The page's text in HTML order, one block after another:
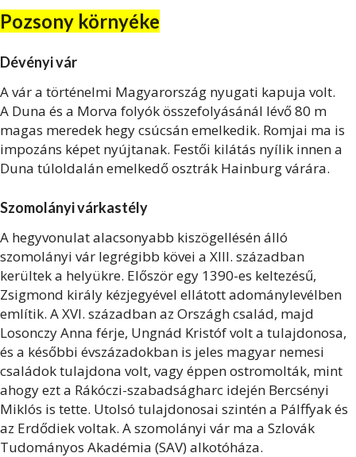
Pozsony környéke
Dévényi vár
A vár a történelmi Magyarország nyugati kapuja volt.
A Duna és a Morva folyók összefolyásánál lévő 80 m
magas meredek hegy csúcsán emelkedik. Romjai ma is
impozáns képet nyújtanak. Festői kilátás nyílik innen a
Duna túloldalán emelkedő osztrák Hainburg várára.
Szomolányi várkastély
A hegyvonulat alacsonyabb kiszögellésén álló
szomolányi vár legrégibb kövei a XIII. században
kerültek a helyükre. Először egy 1390-es keltezésű,
Zsigmond király kézjegyével ellátott adománylevélben
említik. A XVI. században az Országh család, majd
Losonczy Anna férje, Ungnád Kristóf volt a tulajdonosa,
és a későbbi évszázadokban is jeles magyar nemesi
családok tulajdona volt, vagy éppen ostromolták, mint
ahogy ezt a Rákóczi-szabadságharc idején Bercsényi
Miklós is tette. Utolsó tulajdonosai szintén a Pálffyak és
az Erdődiek voltak. A szomolányi vár ma a Szlovák
Tudományos Akadémia (SAV) alkotóháza.